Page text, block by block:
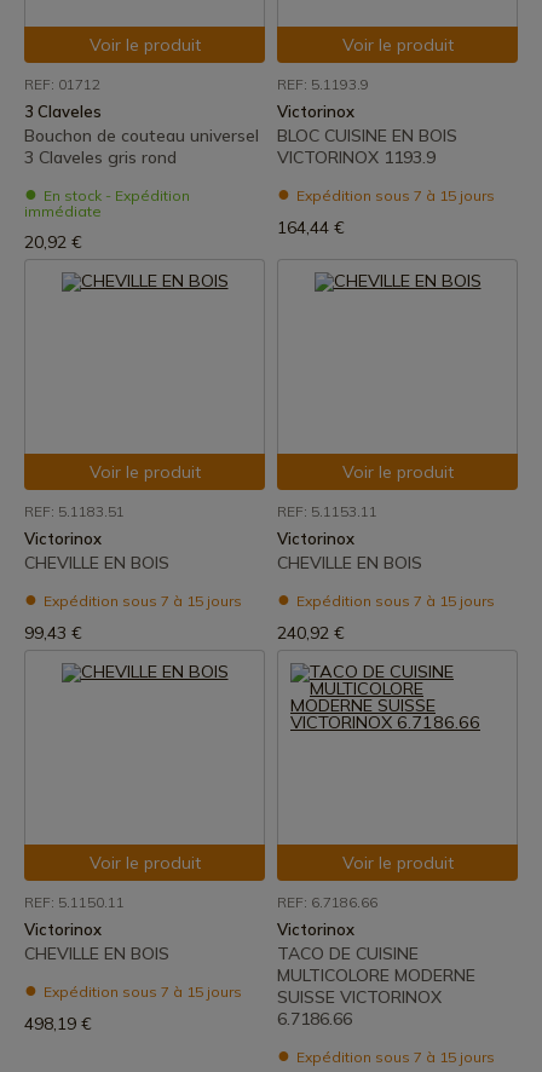
Voir le produit
REF: 01712
3 Claveles
Bouchon de couteau universel
3 Claveles gris rond
En stock - Expédition
immédiate
20,92 €
Voir le produit
REF: 5.1193.9
Victorinox
BLOC CUISINE EN BOIS
VICTORINOX 1193.9
Expédition sous 7 à 15 jours
164,44 €
Voir le produit
REF: 5.1183.51
Victorinox
CHEVILLE EN BOIS
Expédition sous 7 à 15 jours
99,43 €
Voir le produit
REF: 5.1153.11
Victorinox
CHEVILLE EN BOIS
Expédition sous 7 à 15 jours
240,92 €
Voir le produit
REF: 5.1150.11
Victorinox
CHEVILLE EN BOIS
Expédition sous 7 à 15 jours
498,19 €
Voir le produit
REF: 6.7186.66
Victorinox
TACO DE CUISINE
MULTICOLORE MODERNE
SUISSE VICTORINOX
6.7186.66
Expédition sous 7 à 15 jours